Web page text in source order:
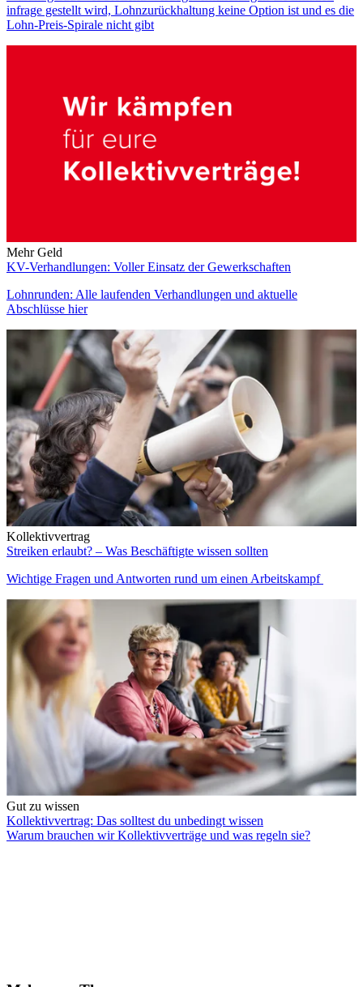
infrage gestellt wird, Lohnzurückhaltung keine Option ist und es die
Lohn-Preis-Spirale nicht gibt
Mehr Geld
KV-Verhandlungen: Voller Einsatz der Gewerkschaften
Lohnrunden: Alle laufenden Verhandlungen und aktuelle
Abschlüsse hier
Kollektivvertrag
Streiken erlaubt? – Was Beschäftigte wissen sollten
Wichtige Fragen und Antworten rund um einen Arbeitskampf
Gut zu wissen
Kollektivvertrag: Das solltest du unbedingt wissen
Warum brauchen wir Kollektivverträge und was regeln sie?